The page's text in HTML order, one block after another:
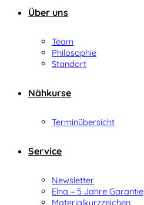
Über uns
Team
Philosophie
Standort
Nähkurse
Terminübersicht
Service
Newsletter
Elna – 5 Jahre Garantie
Materialkurzzeichen